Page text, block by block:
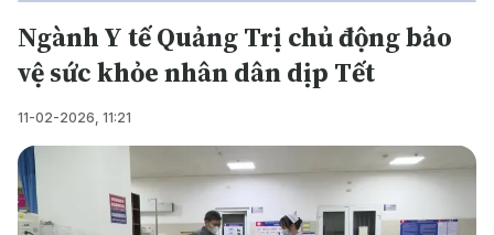
Ngành Y tế Quảng Trị chủ động bảo
vệ sức khỏe nhân dân dịp Tết
11-02-2026, 11:21